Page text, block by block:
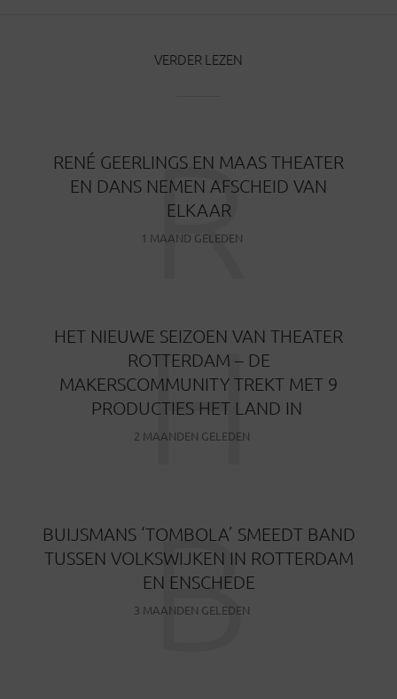
VERDER LEZEN
RENÉ GEERLINGS EN MAAS THEATER
EN DANS NEMEN AFSCHEID VAN
ELKAAR
1 MAAND GELEDEN
R
HET NIEUWE SEIZOEN VAN THEATER
ROTTERDAM – DE
MAKERSCOMMUNITY TREKT MET 9
PRODUCTIES HET LAND IN
2 MAANDEN GELEDEN
H
BUIJSMANS ‘TOMBOLA’ SMEEDT BAND
TUSSEN VOLKSWIJKEN IN ROTTERDAM
EN ENSCHEDE
3 MAANDEN GELEDEN
B